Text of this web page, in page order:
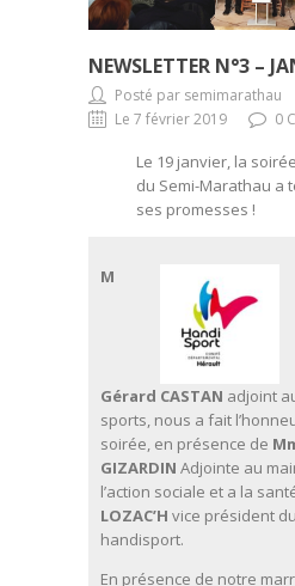
NEWSLETTER N°3 –
Posté par semimarathau
Le 7 février 2019
0
Le 19 janvier, la
du Semi-Marathau a
ses promesses !
M
Gérard CASTAN adjoint
sports, nous a fait
soirée, en présence de
GIZARDIN Adjointe au
l’action sociale et a la
LOZAC’H vice président
handisport.
En présence de notre